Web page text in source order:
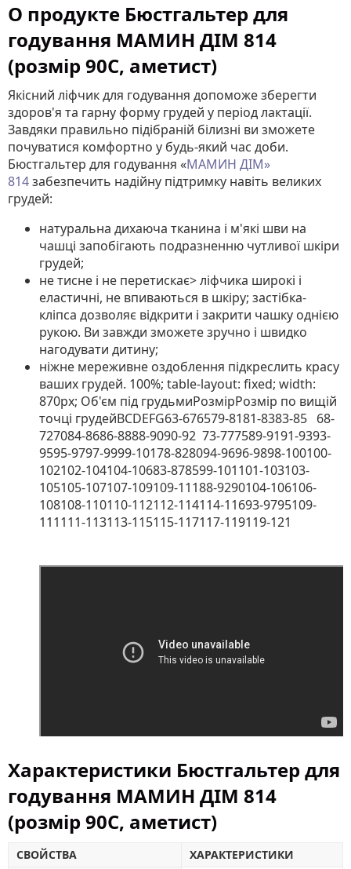
О продукте Бюстгальтер для
годування МАМИН ДІМ 814
(розмір 90C, аметист)
Якісний ліфчик для годування допоможе зберегти
здоров'я та гарну форму грудей у ​​період лактації.
Завдяки правильно підібраній білизні ви зможете
почуватися комфортно у будь-який час доби.
Бюстгальтер для годування «МАМИН ДІМ»
814забезпечить надійну підтримку навіть великих
грудей:
натуральна дихаюча тканина і м'які шви на
чашці запобігають подразненню чутливої ​​шкіри
грудей;
не тисне і не перетискає> ліфчика широкі і
еластичні, не впиваються в шкіру; застібка-
кліпса дозволяє відкрити і закрити чашку однією
рукою. Ви завжди зможете зручно і швидко
нагодувати дитину;
ніжне мереживне оздоблення підкреслить красу
ваших грудей. 100%; table-layout: fixed; width:
870px; Об'єм під грудьмиРозмірРозмір по вищій
точці грудейBCDEFG63-676579-8181-8383-85 68-
727084-8686-8888-9090-92 73-777589-9191-9393-
9595-9797-9999-10178-828094-9696-9898-100100-
102102-104104-10683-878599-101101-103103-
105105-107107-109109-11188-9290104-106106-
108108-110110-112112-114114-11693-9795109-
111111-113113-115115-117117-119119-121
Характеристики Бюстгальтер для
годування МАМИН ДІМ 814
(розмір 90C, аметист)
СВОЙСТВА
ХАРАКТЕРИСТИКИ